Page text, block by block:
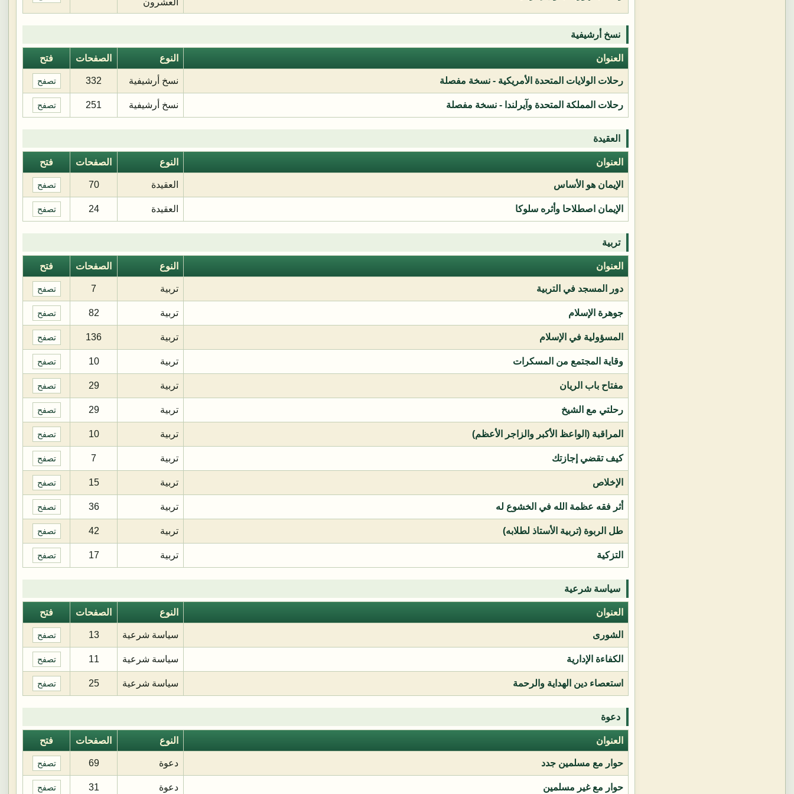
نسخ أرشيفية
العنوان النوع الصفحات فتح
رحلات الولايات المتحدة الأمريكية - نسخة مفصلة نسخ أرشيفية 332 تصفح
رحلات المملكة المتحدة وآيرلندا - نسخة مفصلة نسخ أرشيفية 251 تصفح
العقيدة
العنوان النوع الصفحات فتح
الإيمان هو الأساس العقيدة 70 تصفح
الإيمان اصطلاحا وأثره سلوكا العقيدة 24 تصفح
تربية
العنوان النوع الصفحات فتح
دور المسجد في التربية تربية 7 تصفح
جوهرة الإسلام تربية 82 تصفح
المسؤولية في الإسلام تربية 136 تصفح
وقاية المجتمع من المسكرات تربية 10 تصفح
مفتاح باب الريان تربية 29 تصفح
رحلتي مع الشيخ تربية 29 تصفح
المراقبة (الواعظ الأكبر والزاجر الأعظم) تربية 10 تصفح
كيف تقضي إجازتك تربية 7 تصفح
الإخلاص تربية 15 تصفح
أثر فقه عظمة الله في الخشوع له تربية 36 تصفح
طل الربوة (تربية الأستاذ لطلابه) تربية 42 تصفح
التزكية تربية 17 تصفح
سياسة شرعية
العنوان النوع الصفحات فتح
الشورى سياسة شرعية 13 تصفح
الكفاءة الإدارية سياسة شرعية 11 تصفح
استعصاء دين الهداية والرحمة سياسة شرعية 25 تصفح
دعوة
العنوان النوع الصفحات فتح
حوار مع مسلمين جدد دعوة 69 تصفح
حوار مع غير مسلمين دعوة 31 تصفح